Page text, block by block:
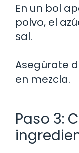
En un bol
polvo, el
sal.
Asegúrate
en mezcla.
Paso 3: